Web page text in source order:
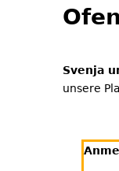
Svenja
unsere